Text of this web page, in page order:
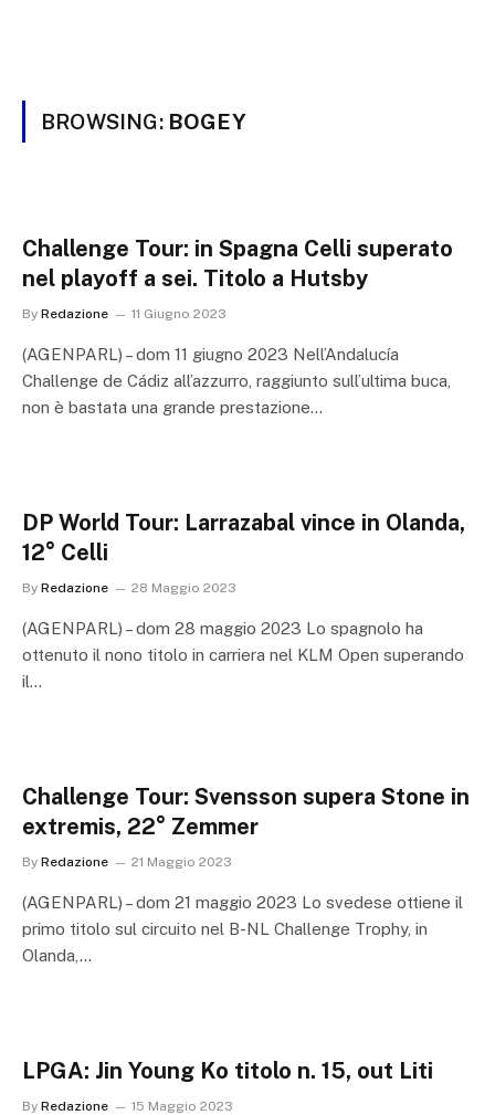
BROWSING: BOGEY
Challenge Tour: in Spagna Celli superato
nel playoff a sei. Titolo a Hutsby
By Redazione 11 Giugno 2023
(AGENPARL) – dom 11 giugno 2023 Nell’Andalucía
Challenge de Cádiz all’azzurro, raggiunto sull’ultima buca,
non è bastata una grande prestazione…
DP World Tour: Larrazabal vince in Olanda,
12° Celli
By Redazione 28 Maggio 2023
(AGENPARL) – dom 28 maggio 2023 Lo spagnolo ha
ottenuto il nono titolo in carriera nel KLM Open superando
il…
Challenge Tour: Svensson supera Stone in
extremis, 22° Zemmer
By Redazione 21 Maggio 2023
(AGENPARL) – dom 21 maggio 2023 Lo svedese ottiene il
primo titolo sul circuito nel B-NL Challenge Trophy, in
Olanda,…
LPGA: Jin Young Ko titolo n. 15, out Liti
By Redazione 15 Maggio 2023